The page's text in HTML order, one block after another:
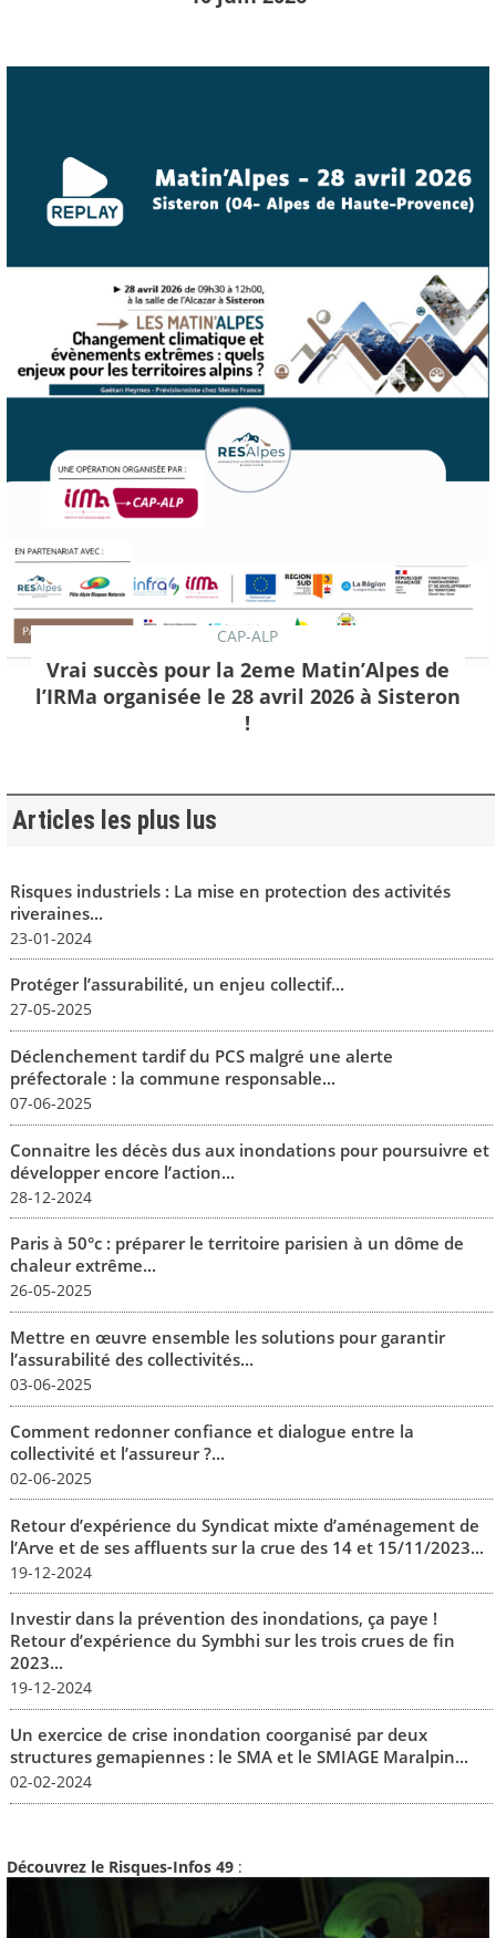
CAP-ALP
Vrai succès pour la 2eme Matin’Alpes de
l’IRMa organisée le 28 avril 2026 à Sisteron
!
Articles les plus lus
Risques industriels : La mise en protection des activités
riveraines...
23-01-2024
Protéger l’assurabilité, un enjeu collectif...
27-05-2025
Déclenchement tardif du PCS malgré une alerte
préfectorale : la commune responsable...
07-06-2025
Connaitre les décès dus aux inondations pour poursuivre et
développer encore l’action...
28-12-2024
Paris à 50°c : préparer le territoire parisien à un dôme de
chaleur extrême...
26-05-2025
Mettre en œuvre ensemble les solutions pour garantir
l’assurabilité des collectivités...
03-06-2025
Comment redonner confiance et dialogue entre la
collectivité et l’assureur ?...
02-06-2025
Retour d’expérience du Syndicat mixte d’aménagement de
l’Arve et de ses affluents sur la crue des 14 et 15/11/2023...
19-12-2024
Investir dans la prévention des inondations, ça paye !
Retour d’expérience du Symbhi sur les trois crues de fin
2023...
19-12-2024
Un exercice de crise inondation coorganisé par deux
structures gemapiennes : le SMA et le SMIAGE Maralpin...
02-02-2024
Découvrez le Risques-Infos 49 :